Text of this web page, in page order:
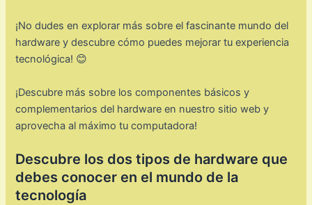
¡No dudes en explorar más sobre el fascinante mundo del
hardware y descubre cómo puedes mejorar tu experiencia
tecnológica! 😊
¡Descubre más sobre los componentes básicos y
complementarios del hardware en nuestro sitio web y
aprovecha al máximo tu computadora!
Descubre los dos tipos de hardware que
debes conocer en el mundo de la
tecnología